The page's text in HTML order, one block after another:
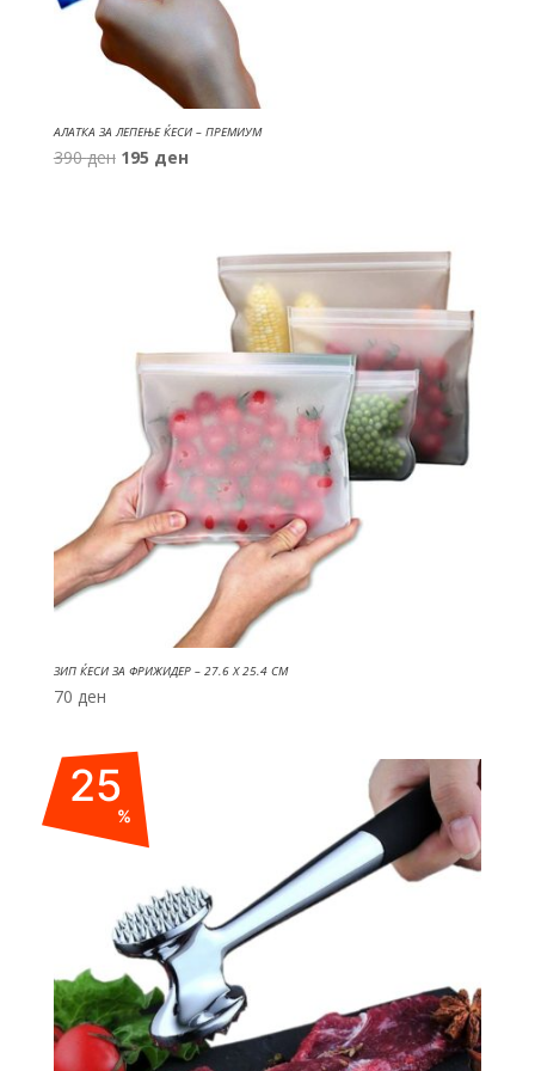
АЛАТКА ЗА ЛЕПЕЊЕ ЌЕСИ – ПРЕМИУМ
390ден Original
195 денCurrent
ЗИП ЌЕСИ ЗА ФРИЖИДЕР – 27.6 X 25.4 CM
70 ден
25
%